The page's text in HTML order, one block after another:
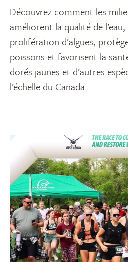
Découvrez comment les
améliorent la qualité de
prolifération d’algues,
poissons et favorisent la
dorés jaunes et d’autres
l’échelle du Canada.